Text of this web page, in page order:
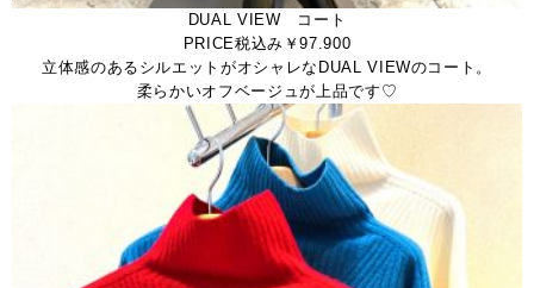
DUAL VIEW コート
PRICE税込み￥97.900
立体感のあるシルエットがオシャレなDUAL VIEWのコート。
柔らかいオフベージュが上品です♡